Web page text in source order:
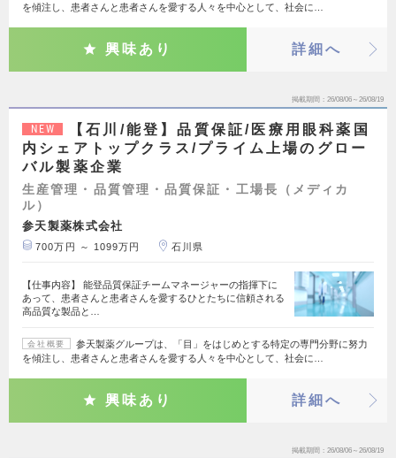
を傾注し、患者さんと患者さんを愛する人々を中心として、社会に…
興味あり 詳細へ
掲載期間 26/08/06～26/08/19
NEW
【石川/能登】品質保証/医療用眼科薬国
内シェアトップクラス/プライム上場のグロー
バル製薬企業
生産管理・品質管理・品質保証・工場長（メディカ
ル）
参天製薬株式会社
700万円 ～ 1099万円 石川県
【仕事内容】 能登品質保証チームマネージャーの指揮下に
あって、患者さんと患者さんを愛するひとたちに信頼される
高品質な製品と…
会社概要
参天製薬グループは、「目」をはじめとする特定の専門分野に努力
を傾注し、患者さんと患者さんを愛する人々を中心として、社会に…
興味あり 詳細へ
掲載期間 26/08/06～26/08/19